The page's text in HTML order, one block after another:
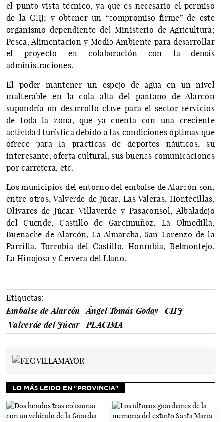
el punto vista técnico, ya que es necesario el permiso
de la CHJ; y obtener un “compromiso firme” de este
organismo dependiente del Ministerio de Agricultura;
Pesca, Alimentación y Medio Ambiente para desarrollar
el proyecto en colaboración con la demás
administraciones.
El poder mantener un espejo de agua en un nivel
inalterable en la cola alta del pantano de Alarcón
supondría un desarrollo clave para el sector servicios
de toda la zona, que ya cuenta con una creciente
actividad turística debido a las condiciones óptimas que
ofrece para la prácticas de deportes náuticos, su
interesante, oferta cultural, sus buenas comunicaciones
por carretera, etc.
Los municipios del entorno del embalse de Alarcón son,
entre otros, Valverde de Júcar, Las Valeras, Hontecillas,
Olivares de Júcar, Villaverde y Pasaconsol, Albaladejo
del Cuende, Castillo de Garcimuñoz, La Olmedilla,
Buenache de Alarcón, La Almarcha, San Lorenzo de la
Parrilla, Torrubia del Castillo, Honrubia, Belmontejo,
La Hinojosa y Cervera del Llano.
Etiquetas:
Embalse de Alarcón
Ángel Tomás Godoy
CHJ
Valverde del Júcar
PLACIMA
LO MÁS LEIDO EN "PROVINCIA"